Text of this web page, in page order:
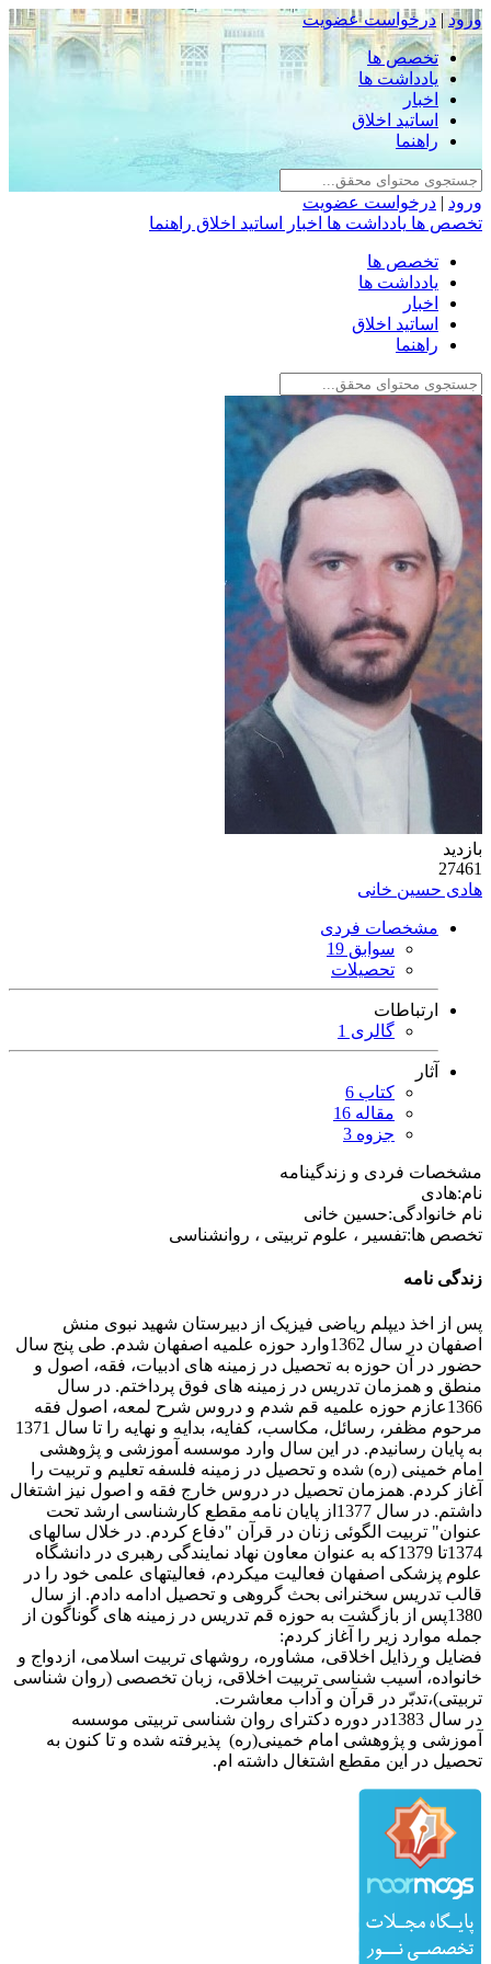
ورود| درخواست عضویت
تخصص ها
یادداشت ها
اخبار
اساتید اخلاق
راهنما
ورود | درخواست عضویت
تخصص ها یادداشت ها اخبار اساتید اخلاق راهنما
تخصص ها
یادداشت ها
اخبار
اساتید اخلاق
راهنما
بازدید
27461
هادی حسین خانی
مشخصات فردی
سوابق 19
تحصیلات
ارتباطات
گالری 1
آثار
کتاب 6
مقاله 16
جزوه 3
مشخصات فردی و زندگینامه
نام:هادی
نام خانوادگی:حسین خانی
تخصص ها:تفسیر ، علوم تربیتی ، روانشناسی
زندگی نامه
پس از اخذ دیپلم ریاضی فیزیک از دبیرستان شهید نبوی منش
اصفهان در سال 1362وارد حوزه علمیه اصفهان شدم. طی پنج سال
حضور در آن حوزه به تحصیل در زمینه های ادبیات، فقه، اصول و
منطق و همزمان تدریس در زمینه های فوق پرداختم. در سال
1366عازم حوزه علمیه قم شدم و دروس شرح لمعه، اصول فقه
مرحوم مظفر، رسائل، مکاسب، کفایه، بدایه و نهایه را تا سال 1371
به پایان رسانیدم. در این سال وارد موسسه آموزشی و پژوهشی
امام خمینی (ره) شده و تحصیل در زمینه فلسفه تعلیم و تربیت را
آغاز کردم. همزمان تحصیل در دروس خارج فقه و اصول نیز اشتغال
داشتم. در سال 1377از پایان نامه مقطع کارشناسی ارشد تحت
عنوان" تربیت الگوئی زنان در قرآن "دفاع کردم. در خلال سالهای
1374تا 1379که به عنوان معاون نهاد نمایندگی رهبری در دانشگاه
علوم پزشکی اصفهان فعالیت میکردم، فعالیتهای علمی خود را در
قالب تدریس سخنرانی بحث گروهی و تحصیل ادامه دادم. از سال
1380پس از بازگشت به حوزه قم تدریس در زمینه های گوناگون از
جمله موارد زیر را آغاز کردم:
فضایل و رذایل اخلاقی، مشاوره، روشهای تربیت اسلامی، ازدواج و
خانواده، آسیب شناسی تربیت اخلاقی، زبان تخصصی (روان شناسی
تربیتی)،تدبّر در قرآن و آداب معاشرت.
در سال 1383در دوره دکترای روان شناسی تربیتی موسسه
آموزشی و پژوهشی امام خمینی(ره) پذیرفته شده و تا کنون به
تحصیل در این مقطع اشتغال داشته ام.